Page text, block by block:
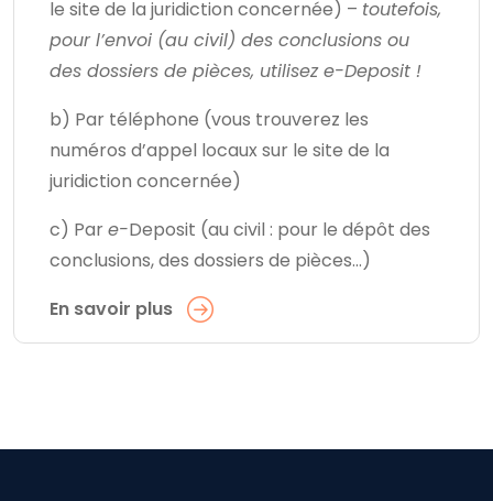
le site de la juridiction concernée) – toutefois,
pour l’envoi (au civil) des conclusions ou
des dossiers de pièces, utilisez e-Deposit !
b) Par téléphone (vous trouverez les
numéros d’appel locaux sur le site de la
juridiction concernée)
c) Pare-Deposit (au civil : pour le dépôt des
conclusions, des dossiers de pièces…)
En savoir plus